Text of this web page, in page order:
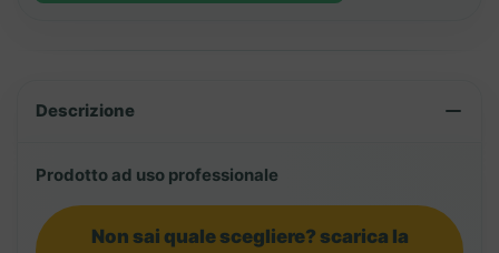
Descrizione
Prodotto ad uso professionale
Non sai quale scegliere? scarica la